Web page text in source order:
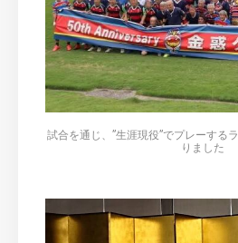
試合を通じ、”生涯現役”でプレーする
りました